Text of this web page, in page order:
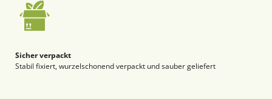
Sicher verpackt
Stabil fixiert, wurzelschonend verpackt und sauber geliefert